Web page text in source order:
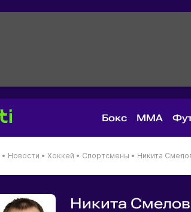
Бокс MMA
• Новости • Хоккей • Спортсмены • Никита
Никита Смелов